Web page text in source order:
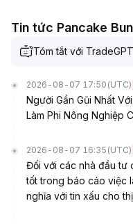
Tin tức Pancake
Tóm tắt với TradeGPT
2026-08-07 17:50 (UTC)
Người Gần Gũi Nhất
Làm Phi Nông Nghiệp
2026-08-07 16:35 (UTC)
Đối với các nhà đầu tư
tốt trong báo cáo việc
nghĩa với tin xấu cho